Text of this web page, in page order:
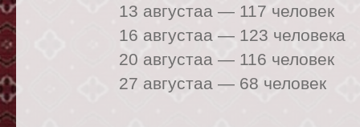
13 августаа — 117 человек
16 августаа — 123 человека
20 августаа — 116 человек
27 августаа — 68 человек